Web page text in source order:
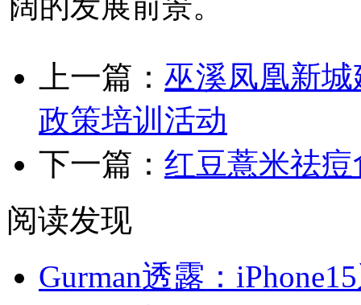
上一篇： 巫溪凤凰新
政策培训活动
下一篇： 红豆薏米祛
阅读发现
Gurman透露：